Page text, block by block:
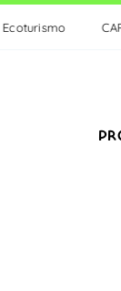
CC